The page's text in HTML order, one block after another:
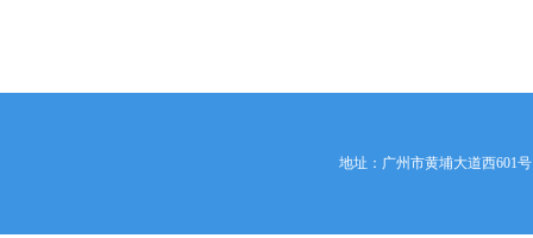
地址：广州市黄埔大道西601